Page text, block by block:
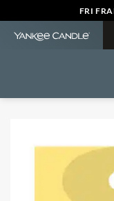
to
content
FRI